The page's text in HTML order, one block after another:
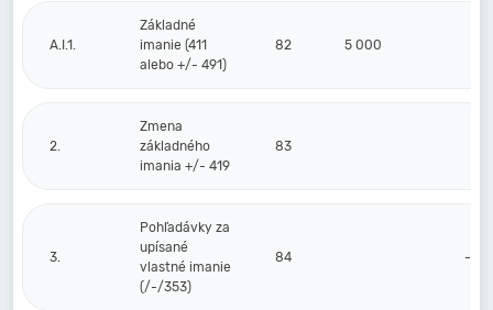
A.I.1.
Základné
imanie (411
alebo +/- 491)
82 5 000
2.
Zmena
základného
imania +/- 419
83
3.
Pohľadávky za
upísané
vlastné imanie
(/-/353)
84 -5